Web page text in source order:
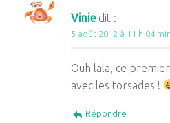
Vinie dit :
5 août 2012 à 11 h 04 min
Ouh lala, ce
avec les torsades !
Répondre